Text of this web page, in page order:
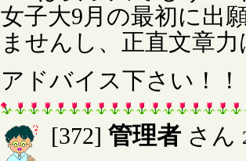
女子大9月の最初に出
ませんし、正直文章
アドバイス下さい！！
[372] 管理者 さん